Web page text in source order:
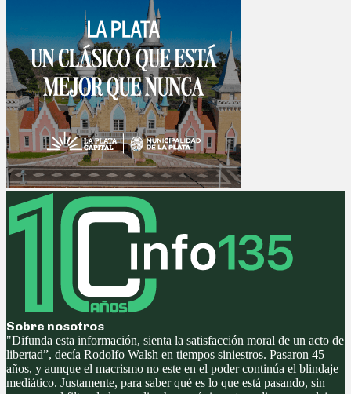
Sobre nosotros
"Difunda esta información, sienta la satisfacción moral de un acto de
libertad”, decía Rodolfo Walsh en tiempos siniestros. Pasaron 45
años, y aunque el macrismo no este en el poder continúa el blindaje
mediático. Justamente, para saber qué es lo que está pasando, sin